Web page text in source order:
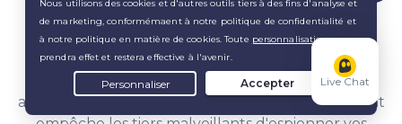
Préservez votre confidentialité
Un VPN réduit la capacité des sites Web et des
applications à vous suivre en ligne. Son chiffrement
Live Chat